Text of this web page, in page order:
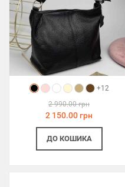
+12
2 990.00 грн
2 150.00 грн
ДО КОШИКА